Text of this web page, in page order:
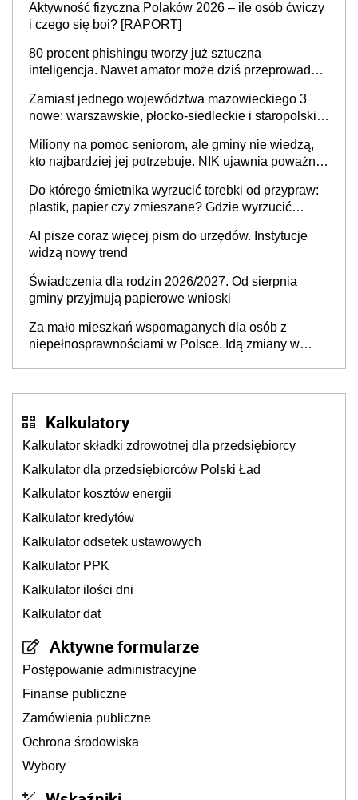
sprawy
Aktywność fizyczna Polaków 2026 – ile osób ćwiczy
i czego się boi? [RAPORT]
80 procent phishingu tworzy już sztuczna
inteligencja. Nawet amator może dziś przeprowadzić
Zamiast jednego województwa mazowieckiego 3
nowe: warszawskie, płocko-siedleckie i staropolskie.
stołecznych
Miliony na pomoc seniorom, ale gminy nie wiedzą,
kto najbardziej jej potrzebuje. NIK ujawnia poważną
Do którego śmietnika wyrzucić torebki od przypraw:
plastik, papier czy zmieszane? Gdzie wyrzucić
AI pisze coraz więcej pism do urzędów. Instytucje
widzą nowy trend
Świadczenia dla rodzin 2026/2027. Od sierpnia
gminy przyjmują papierowe wnioski
Za mało mieszkań wspomaganych dla osób z
niepełnosprawnościami w Polsce. Idą zmiany w
Kalkulatory
Kalkulator składki zdrowotnej dla przedsiębiorcy
Kalkulator dla przedsiębiorców Polski Ład
Kalkulator kosztów energii
Kalkulator kredytów
Kalkulator odsetek ustawowych
Kalkulator PPK
Kalkulator ilości dni
Kalkulator dat
Aktywne formularze
Postępowanie administracyjne
Finanse publiczne
Zamówienia publiczne
Ochrona środowiska
Wybory